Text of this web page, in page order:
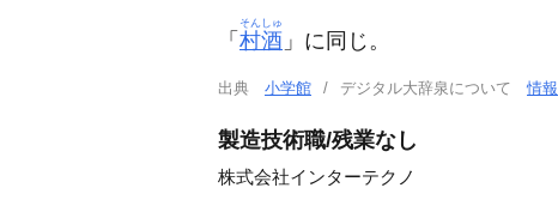
「 村酒
そんしゅ
」に同じ。
出典 小学館 デジタル大辞泉について情報
製造技術職/残業なし
株式会社インターテクノ